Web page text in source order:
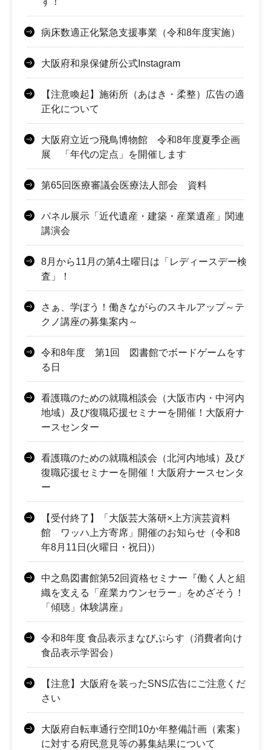
病床数適正化緊急支援事業（令和8年度実施）
大阪府和泉保健所公式Instagram
【注意喚起】施術所（あはき・柔整）広告の適
正化について
大阪府立近つ飛鳥博物館 令和8年度夏季企画
展 「年代の定点」を開催します
第65回医療審議会医療法人部会 資料
パネル展示「近代遺産・建築・産業遺産」関連
講演会
8月から11月の第4土曜日は「レディースデー検
査」！
さぁ、学ぼう！働きながらのスキルアップ～テ
クノ講座の募集案内～
令和8年度 第1回 図書館でボードゲームをす
る日
看護職のための就職相談会（大阪市内・中河内
地域）及び復職応援セミナーを開催！大阪府ナ
ースセンター
看護職のための就職相談会（北河内地域）及び
復職応援セミナーを開催！大阪府ナースセンタ
ー
【受付終了】「大阪芸大落研×上方演芸資料
館 ワッハ上方寄席」開催のお知らせ（令和8
年8月11日(火曜日・祝日)）
中之島図書館第52回資格セミナー『働く人と組
織を支える「産業カウンセラー」をめざそう！
「傾聴」体験講座』
令和8年度 食品表示まなびぷらす（消費者向け
食品表示学習会）
【注意】大阪府を装ったSNS広告にご注意くだ
さい
大阪府自転車通行空間10か年整備計画（素案）
に対する府民意見等の募集結果について